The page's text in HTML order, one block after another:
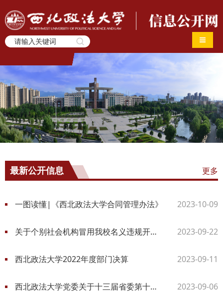
导航切
更多
最新公开信息
2023-10-09
一图读懂|《西北政法大学合同管理办法》
2023-09-22
关于个别社会机构冒用我校名义违规开展教育培训的严正声明
2023-09-11
西北政法大学2022年度部门决算
2023-09-06
西北政法大学党委关于十三届省委第十二轮巡视整改进展情况的通报